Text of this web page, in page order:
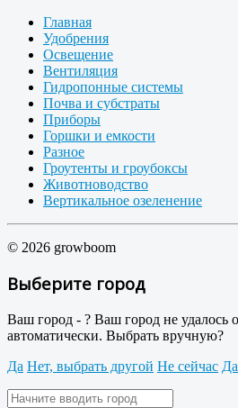
Главная
Удобрения
Освещение
Вентиляция
Гидропонные системы
Почва и субстраты
Приборы
Горшки и емкости
Разное
Гроутенты и гроубоксы
Животноводство
Вертикальное озеленение
© 2026 growboom
Выберите город
Ваш город - ? Ваш город не удалось
автоматически. Выбрать вручную?
Да Нет, выбрать другой Не сейчас Да